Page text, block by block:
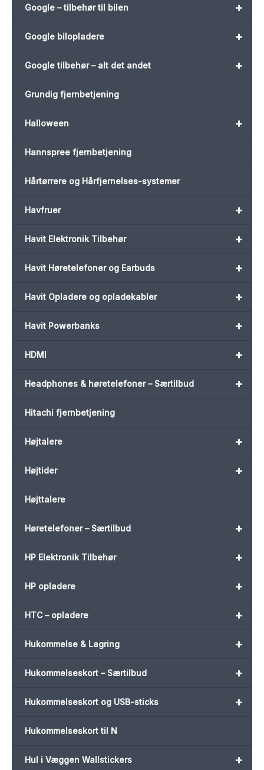
+
Google – tilbehør til bilen
+
Google bilopladere
+
Google tilbehør – alt det andet
Grundig fjernbetjening
+
Halloween
Hannspree fjernbetjening
Hårtørrere og Hårfjernelses-systemer
+
Havfruer
+
Havit Elektronik Tilbehør
+
Havit Høretelefoner og Earbuds
+
Havit Opladere og opladekabler
+
Havit Powerbanks
+
HDMI
+
Headphones & høretelefoner – Særtilbud
Hitachi fjernbetjening
+
Højtalere
+
Højtider
Højttalere
+
Høretelefoner – Særtilbud
+
HP Elektronik Tilbehør
+
HP opladere
+
HTC – opladere
+
Hukommelse & Lagring
+
Hukommelseskort – Særtilbud
+
Hukommelseskort og USB-sticks
Hukommelseskort til N
+
Hul i Væggen Wallstickers